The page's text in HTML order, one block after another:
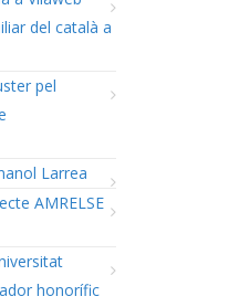
del català a
pel
Larrea
AMRELSE
honorífic